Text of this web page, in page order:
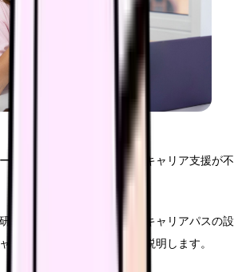
ション維持には、計画的なキャリア支援が不
修制度の構築から具体的なキャリアパスの設
リア支援の方法についてご説明します。